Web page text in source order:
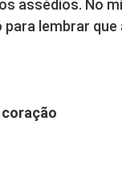
assédios. No
para lembrar
coração